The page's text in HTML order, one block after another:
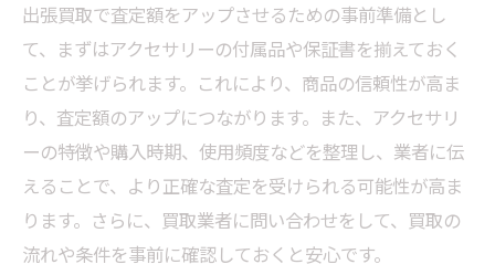
方法
出張買取の特典を最大限に活用する方法
埼玉県で安心して利用できる業者の見極め
方
出張買取のプロが教える失敗しないコツ
出張買取を利用して埼玉県でアクセサリーを売
る
出張買取で査定額をアップさせるための事前準備とし
て、まずはアクセサリーの付属品や保証書を揃えておく
ことが挙げられます。これにより、商品の信頼性が高ま
り、査定額のアップにつながります。また、アクセサリ
ーの特徴や購入時期、使用頻度などを整理し、業者に伝
えることで、より正確な査定を受けられる可能性が高ま
ります。さらに、買取業者に問い合わせをして、買取の
流れや条件を事前に確認しておくと安心です。